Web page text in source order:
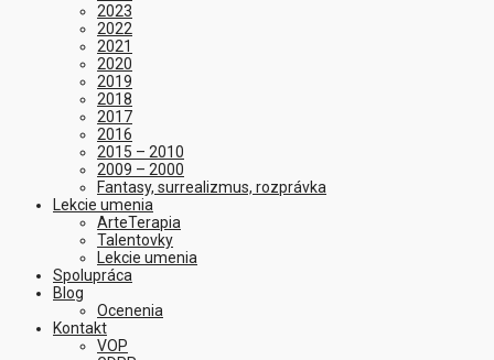
2023
2022
2021
2020
2019
2018
2017
2016
2015 – 2010
2009 – 2000
Fantasy, surrealizmus, rozprávka
Lekcie umenia
ArteTerapia
Talentovky
Lekcie umenia
Spolupráca
Blog
Ocenenia
Kontakt
VOP